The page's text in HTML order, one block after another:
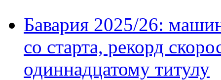
Бавария 2025/26:
со старта, рекорд
одиннадцатому титулу